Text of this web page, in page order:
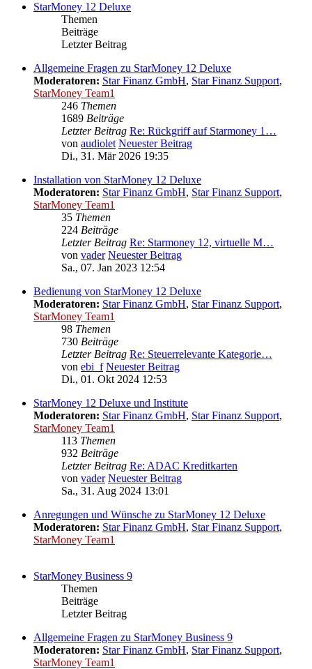
StarMoney 12 Deluxe
Themen
Beiträge
Letzter Beitrag
Allgemeine Fragen zu StarMoney 12 Deluxe
Moderatoren: Star Finanz GmbH, Star Finanz Support,
StarMoney Team1
246 Themen
1689 Beiträge
Letzter Beitrag Re: Rückgriff auf Starmoney 1…
von audiolet Neuester Beitrag
Di., 31. Mär 2026 19:35
Installation von StarMoney 12 Deluxe
Moderatoren: Star Finanz GmbH, Star Finanz Support,
StarMoney Team1
35 Themen
224 Beiträge
Letzter Beitrag Re: Starmoney 12, virtuelle M…
von vader Neuester Beitrag
Sa., 07. Jan 2023 12:54
Bedienung von StarMoney 12 Deluxe
Moderatoren: Star Finanz GmbH, Star Finanz Support,
StarMoney Team1
98 Themen
730 Beiträge
Letzter Beitrag Re: Steuerrelevante Kategorie…
von ebi_f Neuester Beitrag
Di., 01. Okt 2024 12:53
StarMoney 12 Deluxe und Institute
Moderatoren: Star Finanz GmbH, Star Finanz Support,
StarMoney Team1
113 Themen
932 Beiträge
Letzter Beitrag Re: ADAC Kreditkarten
von vader Neuester Beitrag
Sa., 31. Aug 2024 13:01
Anregungen und Wünsche zu StarMoney 12 Deluxe
Moderatoren: Star Finanz GmbH, Star Finanz Support,
StarMoney Team1
StarMoney Business 9
Themen
Beiträge
Letzter Beitrag
Allgemeine Fragen zu StarMoney Business 9
Moderatoren: Star Finanz GmbH, Star Finanz Support,
StarMoney Team1